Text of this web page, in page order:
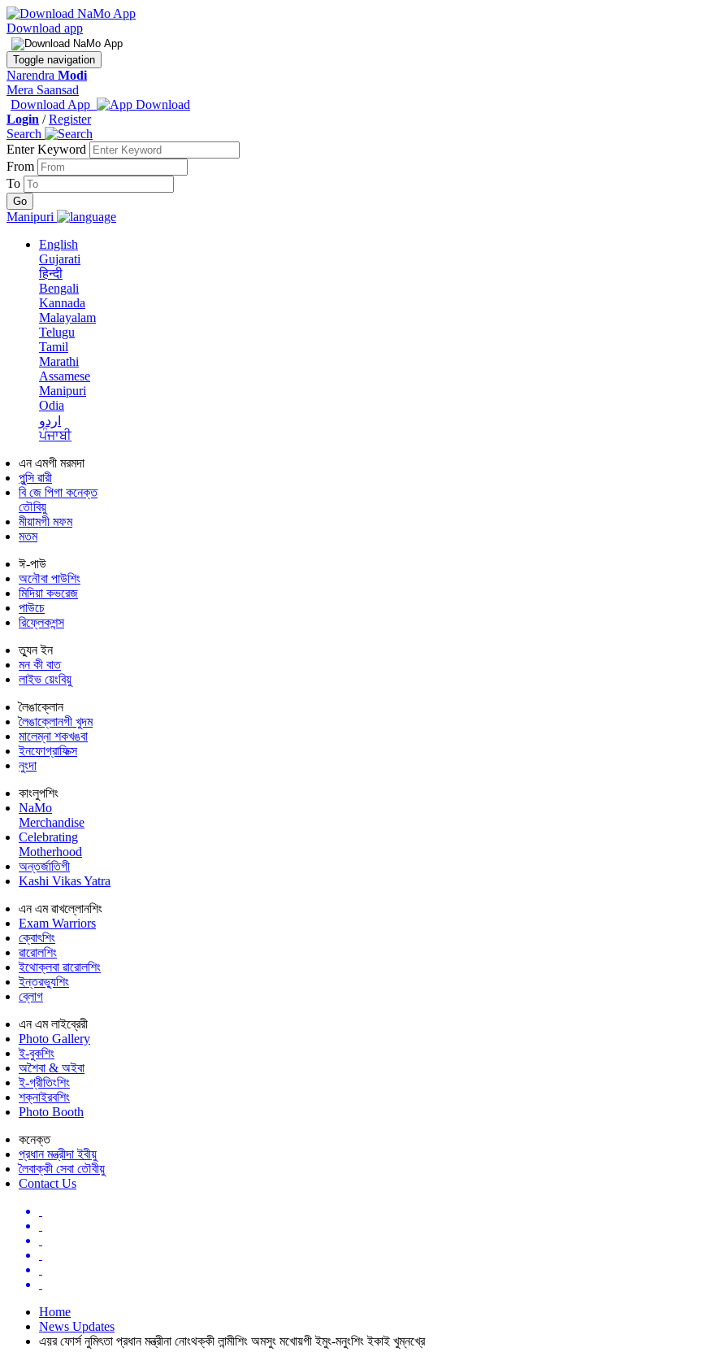
Download app
Toggle navigation
Narendra Modi
Mera Saansad
Download App
Login /Register
Search
Enter Keyword
From
To
Manipuri
English
Gujarati
हिन्दी
Bengali
Kannada
Malayalam
Telugu
Tamil
Marathi
Assamese
Manipuri
Odia
اردو
ਪੰਜਾਬੀ
এন এমগী মরমদা
পুন্সি ৱারী
বি জে পিগা কনেক্ত
তৌবিয়ু
মীয়ামগী মফম
মতম
ঈ-পাউ
অনৌবা পাউশিং
মিদিয়া কভরেজ
পাউচে
রিফ্লেকশন্স
ত্যুন ইন
মন কী বাত
লাইভ য়েংবিয়ু
লৈঙাক্লোন
লৈঙাক্লোনগী খুদম
মালেম্না শকখঙবা
ইনফোগ্রাফিক্স
নুংদা
কাংলুপশিং
NaMo
Merchandise
Celebrating
Motherhood
অন্তর্জাতিগী
Kashi Vikas Yatra
এন এম ৱাখল্লোনশিং
Exam Warriors
ক্বোৎশিং
ৱারোলশিং
ইথোক্লবা ৱারোলশিং
ইন্তরভ্যুশিং
ব্লোগ
এন এম লাইব্রেরী
Photo Gallery
ই-বুকশিং
অশৈবা & অইবা
ই-গ্রীতিংশিং
শক্নাইরবশিং
Photo Booth
কনেক্ত
প্রধান মন্ত্রীদা ইবীয়ু
লৈবাক্কী সেবা তৌবীয়ু
Contact Us
Home
News Updates
এয়র ফোর্স নুমিৎতা প্রধান মন্ত্রীনা নোংথক্কী লান্মীশিং অমসুং মখোয়গী ইমুং-মনুংশিং ইকাই খুম্নখ্রে